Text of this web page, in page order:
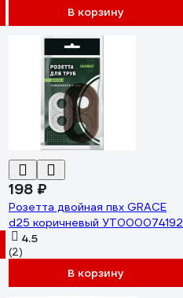
ОТ16-22-Ф2 253 ЯСН СЕР
В корзину
198 ₽
Розетта двойная пвх GRACE
d25 коричневый УТ000074192
4.5
(2)
В корзину